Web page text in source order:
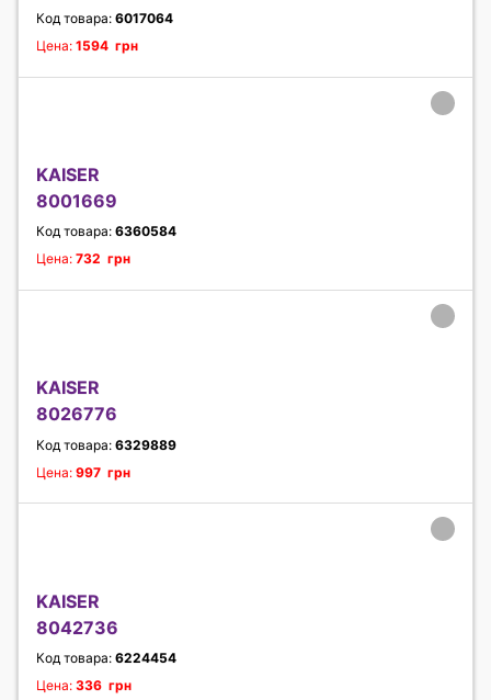
Код товара: 6017064
Цена: 1594 грн
KAISER
8001669
Код товара: 6360584
Цена: 732 грн
KAISER
8026776
Код товара: 6329889
Цена: 997 грн
KAISER
8042736
Код товара: 6224454
Цена: 336 грн